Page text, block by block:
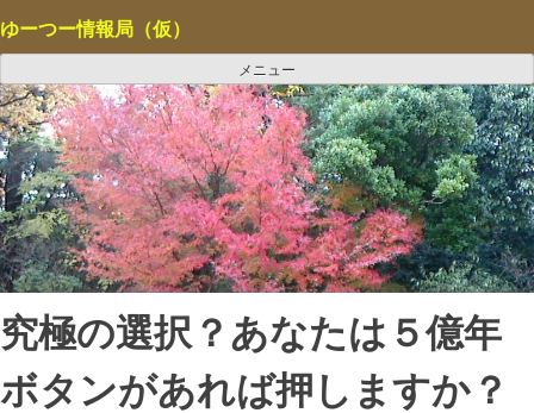
ン
ン
ツ
へ
ス
キ
ッ
プ
ゆーつー情報局（仮）
メニュー
究極の選択？あなたは５億年
ボタンがあれば押しますか？